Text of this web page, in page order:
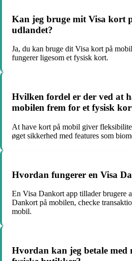
Kan jeg bruge mit Visa kort
udlandet?
Ja, du kan bruge dit Visa kort på
fungerer ligesom et fysisk kort.
Hvilken fordel er der ved at
mobilen frem for et fysisk
At have kort på mobil giver
øget sikkerhed med features som
Hvordan fungerer en Visa
En Visa Dankort app tillader brugere
Dankort på mobilen, checke
mobil.
Hvordan kan jeg betale